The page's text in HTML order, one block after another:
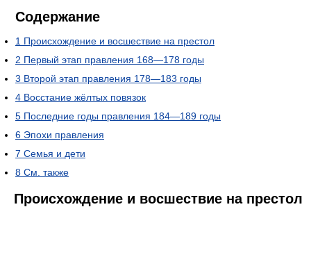
Содержание
1 Происхождение и восшествие на престол
2 Первый этап правления 168—178 годы
3 Второй этап правления 178—183 годы
4 Восстание жёлтых повязок
5 Последние годы правления 184—189 годы
6 Эпохи правления
7 Семья и дети
8 См. также
Происхождение и восшествие на престол